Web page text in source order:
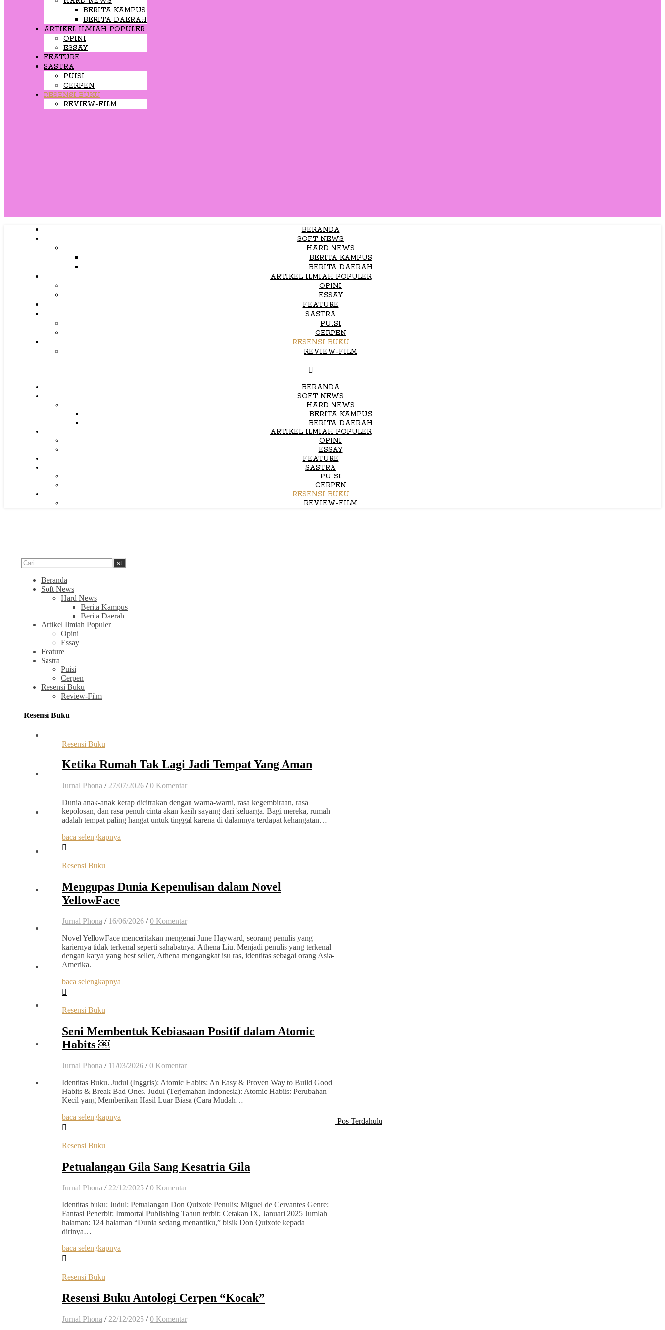
BERITA KAMPUS
BERITA DAERAH
ARTIKEL ILMIAH POPULER
OPINI
ESSAY
FEATURE
SASTRA
PUISI
CERPEN
RESENSI BUKU
REVIEW-FILM
BERANDA
SOFT NEWS
HARD NEWS
BERITA KAMPUS
BERITA DAERAH
ARTIKEL ILMIAH POPULER
OPINI
ESSAY
FEATURE
SASTRA
PUISI
CERPEN
RESENSI BUKU
REVIEW-FILM
BERANDA
SOFT NEWS
HARD NEWS
BERITA KAMPUS
BERITA DAERAH
ARTIKEL ILMIAH POPULER
OPINI
ESSAY
FEATURE
SASTRA
PUISI
CERPEN
RESENSI BUKU
REVIEW-FILM
Beranda
Soft News
Hard News
Berita Kampus
Berita Daerah
Artikel Ilmiah Populer
Opini
Essay
Feature
Sastra
Puisi
Cerpen
Resensi Buku
Review-Film
Resensi Buku
Resensi Buku
Ketika Rumah Tak Lagi Jadi Tempat Yang Aman
Jurnal Phona / 27/07/2026 / 0 Komentar
Dunia anak-anak kerap dicitrakan dengan warna-warni, rasa kegembiraan, rasa
kepolosan, dan rasa penuh cinta akan kasih sayang dari keluarga. Bagi mereka, rumah
adalah tempat paling hangat untuk tinggal karena di dalamnya terdapat kehangatan…
baca selengkapnya
Resensi Buku
Mengupas Dunia Kepenulisan dalam Novel
YellowFace
Jurnal Phona / 16/06/2026 / 0 Komentar
Novel YellowFace menceritakan mengenai June Hayward, seorang penulis yang
kariernya tidak terkenal seperti sahabatnya, Athena Liu. Menjadi penulis yang terkenal
dengan karya yang best seller, Athena mengangkat isu ras, identitas sebagai orang Asia-
Amerika.
baca selengkapnya
Resensi Buku
Seni Membentuk Kebiasaan Positif dalam Atomic
Habits ￼
Jurnal Phona / 11/03/2026 / 0 Komentar
Identitas Buku. Judul (Inggris): Atomic Habits: An Easy & Proven Way to Build Good
Habits & Break Bad Ones. Judul (Terjemahan Indonesia): Atomic Habits: Perubahan
Kecil yang Memberikan Hasil Luar Biasa (Cara Mudah…
baca selengkapnya
Resensi Buku
Petualangan Gila Sang Kesatria Gila
Jurnal Phona / 22/12/2025 / 0 Komentar
Identitas buku: Judul: Petualangan Don Quixote Penulis: Miguel de Cervantes Genre:
Fantasi Penerbit: Immortal Publishing Tahun terbit: Cetakan IX, Januari 2025 Jumlah
halaman: 124 halaman “Dunia sedang menantiku,” bisik Don Quixote kepada
dirinya…
baca selengkapnya
Resensi Buku
Resensi Buku Antologi Cerpen “Kocak”
Jurnal Phona / 22/12/2025 / 0 Komentar
Pos Terdahulu